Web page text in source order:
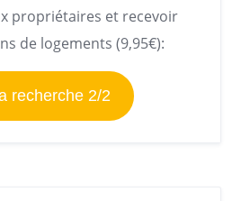
propriétaires et recevoir
de logements (9,95€):
recherche 2/2